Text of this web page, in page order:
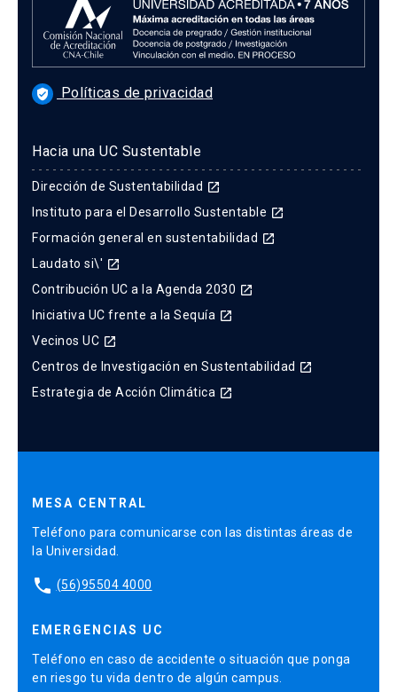
verified_user Políticas de privacidad
Hacia una UC Sustentable
Dirección de Sustentabilidad launch
Instituto para el Desarrollo Sustentable launch
Formación general en sustentabilidad launch
Laudato si\' launch
Contribución UC a la Agenda 2030 launch
Iniciativa UC frente a la Sequía launch
Vecinos UC launch
Centros de Investigación en Sustentabilidad launch
Estrategia de Acción Climática launch
MESA CENTRAL
Teléfono para comunicarse con las distintas áreas de
la Universidad.
phone (56)95504 4000
EMERGENCIAS UC
Teléfono en caso de accidente o situación que ponga
en riesgo tu vida dentro de algún campus.